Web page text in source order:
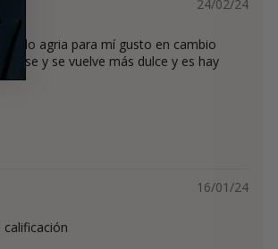
24/02/24
agria para mí gusto en cambio
fase y se vuelve más dulce y es hay
16/01/24